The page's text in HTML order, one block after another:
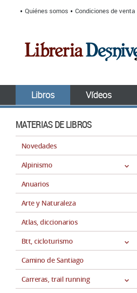
Quiénes somos Condiciones de venta
Libros Vídeos
MATERIAS DE LIBROS
Novedades
Alpinismo
Anuarios
Arte y Naturaleza
Atlas, diccionarios
Btt, cicloturismo
Camino de Santiago
Carreras, trail running